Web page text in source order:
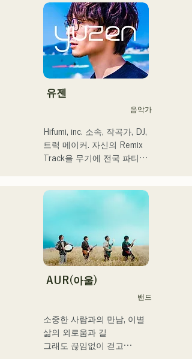
・campuscollection2022 그
랑프리
・오리지널 곡 「푸딩」이
2024년 KBC 라디오 오프닝
곡으로 채용된다
2024년 12월 24일에 다이마
루 파사주 광장에서 열리는
자선 뮤직슨에 출연 예정
중심으로 음악 활동을 개시.
2022년부터 Kønny로서 솔
로 명의에서도 활동을 개시.
어린 시절부터 영향을 받은
90's와 00's의 R&B 뮤직을
캡처해 신선한 사운드를 추
구하고 있다. 달콤한 목소리
세련된 스타일에 주목해 주
셨으면 한다.
유젠
음악가
Hifumi, inc. 소속, 작곡가, DJ,
트럭 메이커. 자신의 Remix
Track을 무기에 전국 파티에
가되고 있다.
「Porter Robinson JAPAN
tour」 「VIRTUAFREAK@
신키바 AGEHA」 등 다수 출
연
최근에는 송 라이팅, 리믹스
워크를 정력적으로 실시하고
있어, VTuber 「텐키 오코
메」라고 퓨처링한 「Life
AUR(아울)
밴드
소중한 사람과의 만남, 이별
삶의 외로움과 길
그래도 끊임없이 걷고